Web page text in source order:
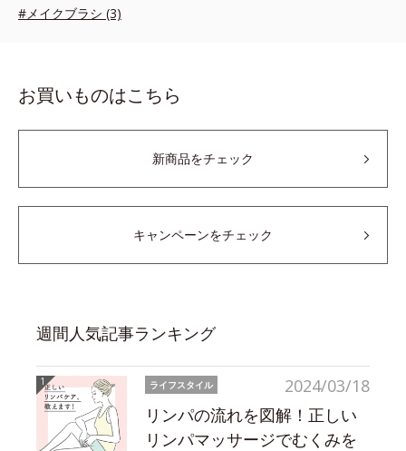
#メイクブラシ (3)
お買いものはこちら
新商品をチェック
キャンペーンをチェック
週間人気記事ランキング
2024/03/18
ライフスタイル
リンパの流れを図解！正しい
リンパマッサージでむくみを